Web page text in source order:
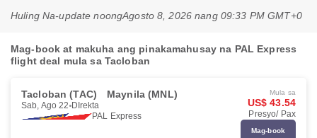
Huling Na-update noongAgosto 8, 2026 nang 09:33 PM GMT+0
Mag-book at makuha ang pinakamahusay na PAL Express
flight deal mula sa Tacloban
Tacloban (TAC) Maynila (MNL)
Sab, Ago 22 DIrekta
PAL Express
Mula sa
US$ 43.54
Presyo/ Pax
Mag-book